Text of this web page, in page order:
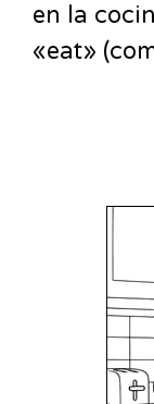
en la
«eat»